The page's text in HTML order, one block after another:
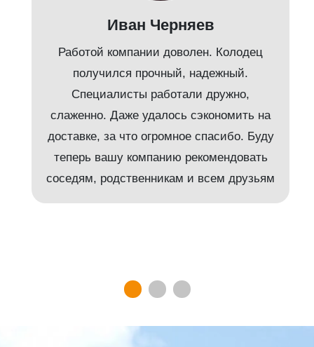
Иван Черняев
Работой компании доволен. Колодец
получился прочный, надежный.
Специалисты работали дружно,
слаженно. Даже удалось сэкономить на
доставке, за что огромное спасибо. Буду
теперь вашу компанию рекомендовать
соседям, родственникам и всем друзьям